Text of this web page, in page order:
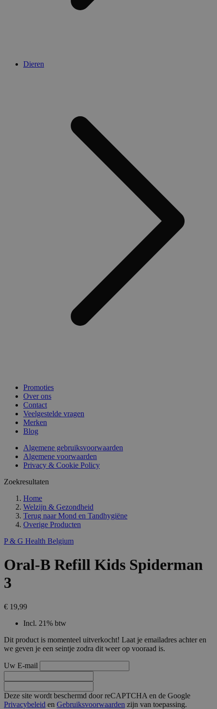
Dieren
Promoties
Over ons
Contact
Veelgestelde vragen
Merken
Blog
Algemene gebruiksvoorwaarden
Algemene voorwaarden
Privacy & Cookie Policy
Zoekresultaten
Home
Welzijn & Gezondheid
Terug naar Mond en Tandhygiëne
Overige Producten
P & G Health Belgium
Oral-B Refill Kids Spiderman
3
€ 19,99
Incl. 21% btw
Dit product is momenteel uitverkocht! Laat je emailadres achter en
we geven je een seintje zodra dit weer op vooraad is.
Uw E-mail
Deze site wordt beschermd door reCAPTCHA en de Google
Privacybeleid en Gebruiksvoorwaarden zijn van toepassing.